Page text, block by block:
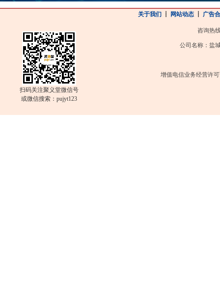
关于我们 ┋ 网站动态 ┋ 广告
扫码关注聚义堂微信号
或微信搜索：pujyt123
咨询热
公司名称：盐
增值电信业务经营许